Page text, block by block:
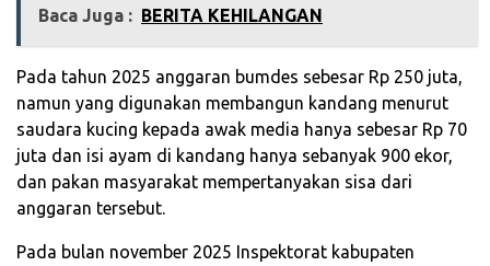
Baca Juga : BERITA KEHILANGAN
Pada tahun 2025 anggaran bumdes sebesar Rp 250 juta,
namun yang digunakan membangun kandang menurut
saudara kucing kepada awak media hanya sebesar Rp 70
juta dan isi ayam di kandang hanya sebanyak 900 ekor,
dan pakan masyarakat mempertanyakan sisa dari
anggaran tersebut.
Pada bulan november 2025 Inspektorat kabupaten